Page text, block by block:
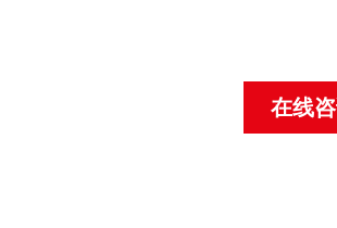
在线